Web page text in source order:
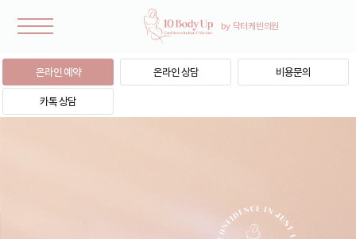
온라인 예약 온라인 상담 비용문의
카톡 상담